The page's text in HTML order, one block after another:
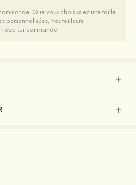
Que vous choisissiez une taille
personnalisées, nos tailleurs
sur commande.